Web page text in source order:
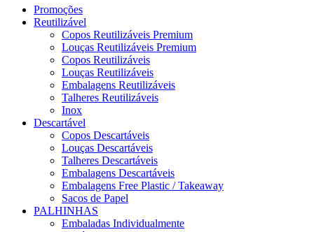
Promoções
Reutilizável
Copos Reutilizáveis Premium
Louças Reutilizáveis Premium
Copos Reutilizáveis
Louças Reutilizáveis
Embalagens Reutilizáveis
Talheres Reutilizáveis
Inox
Descartável
Copos Descartáveis
Louças Descartáveis
Talheres Descartáveis
Embalagens Descartáveis
Embalagens Free Plastic / Takeaway
Sacos de Papel
PALHINHAS
Embaladas Individualmente